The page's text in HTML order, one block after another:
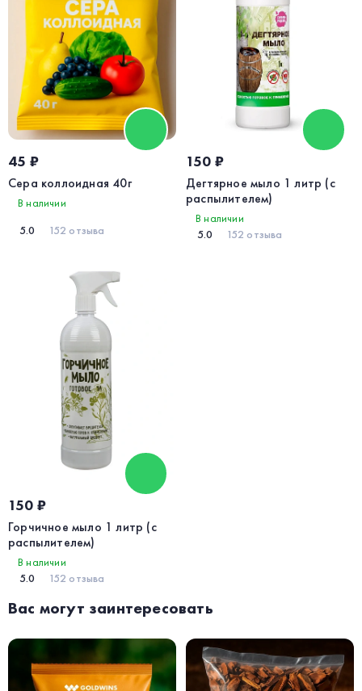
45 ₽
Сера коллоидная 40г
В наличии
5.0
152 отзыва
150 ₽
Дегтярное мыло 1 литр (с
распылителем)
В наличии
5.0
152 отзыва
150 ₽
Горчичное мыло 1 литр (с
распылителем)
В наличии
5.0
152 отзыва
Вас могут заинтересовать